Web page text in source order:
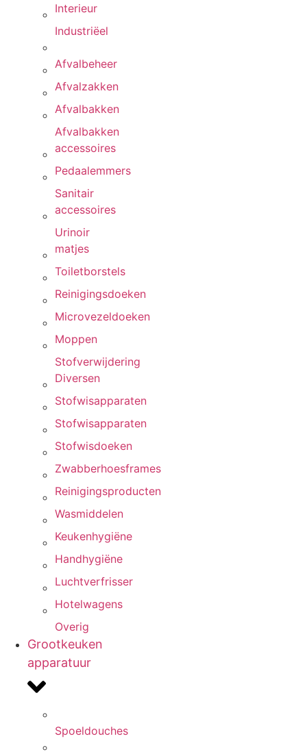
Interieur
Industriëel
Afvalbeheer
Afvalzakken
Afvalbakken
Afvalbakken
accessoires
Pedaalemmers
Sanitair
accessoires
Urinoir
matjes
Toiletborstels
Reinigingsdoeken
Microvezeldoeken
Moppen
Stofverwijdering
Diversen
Stofwisapparaten
Stofwisapparaten
Stofwisdoeken
Zwabberhoesframes
Reinigingsproducten
Wasmiddelen
Keukenhygiëne
Handhygiëne
Luchtverfrisser
Hotelwagens
Overig
Grootkeuken
apparatuur
Spoeldouches